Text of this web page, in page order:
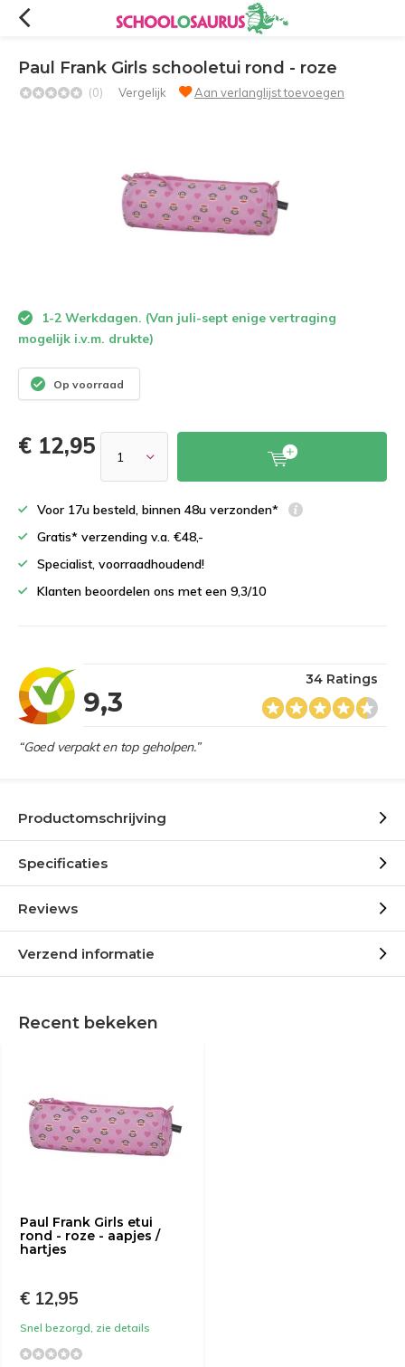
Paul Frank Girls schooletui rond - roze
(0) Vergelijk Aan verlanglijst toevoegen
1-2 Werkdagen. (Van juli-sept enige vertraging
mogelijk i.v.m. drukte)
Op voorraad
€ 12,95
Voor 17u besteld, binnen 48u verzonden*
Gratis* verzending v.a. €48,-
Specialist, voorraadhoudend!
Klanten beoordelen ons met een 9,3/10
9,3
34 Ratings
“Goed verpakt en top geholpen.”
Productomschrijving
Specificaties
Reviews
Verzend informatie
Recent bekeken
Paul Frank Girls etui
rond - roze - aapjes /
hartjes
€ 12,95
Snel bezorgd, zie details